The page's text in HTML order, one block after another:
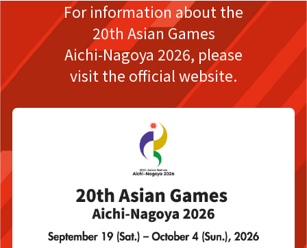
For information about the
20th Asian Games
Aichi-Nagoya 2026, please
visit the official website.